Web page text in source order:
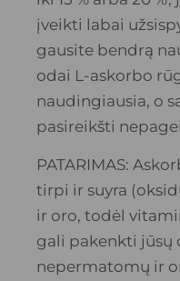
įveikti labai
gausite bendrą
odai L-askorbo
naudingiausia, o
pasireikšti
PATARIMAS:
tirpi ir suyra
ir oro, todėl
gali pakenkti jūsų
nepermatomų ir